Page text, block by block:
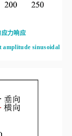
力响应
amplitude sinusoidal